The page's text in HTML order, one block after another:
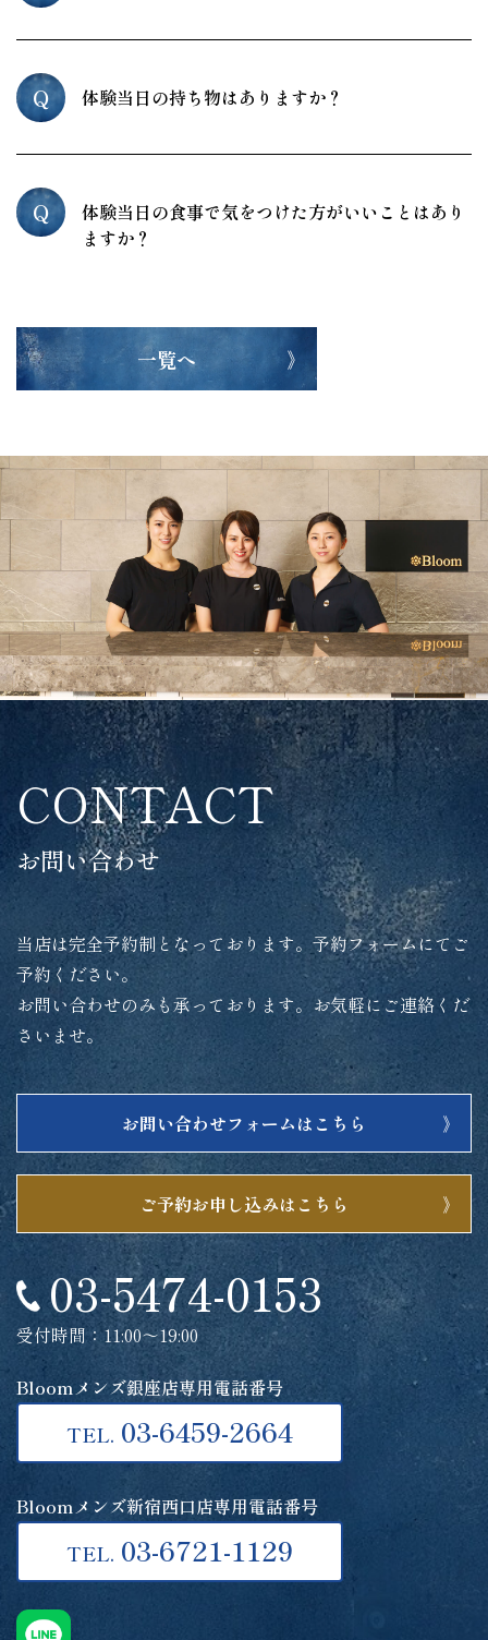
Q 体験当日の持ち物はありますか？
Q
体験当日の食事で気をつけた方がいいことはあり
ますか？
一覧へ
CONTACT
お問い合わせ
当店は完全予約制となっております。予約フォームにてご
予約ください。
お問い合わせのみも承っております。お気軽にご連絡くだ
さいませ。
お問い合わせフォームはこちら
ご予約お申し込みはこちら
03-5474-0153
受付時間：11:00～19:00
Bloomメンズ銀座店専用電話番号
TEL. 03-6459-2664
Bloomメンズ新宿西口店専用電話番号
TEL. 03-6721-1129